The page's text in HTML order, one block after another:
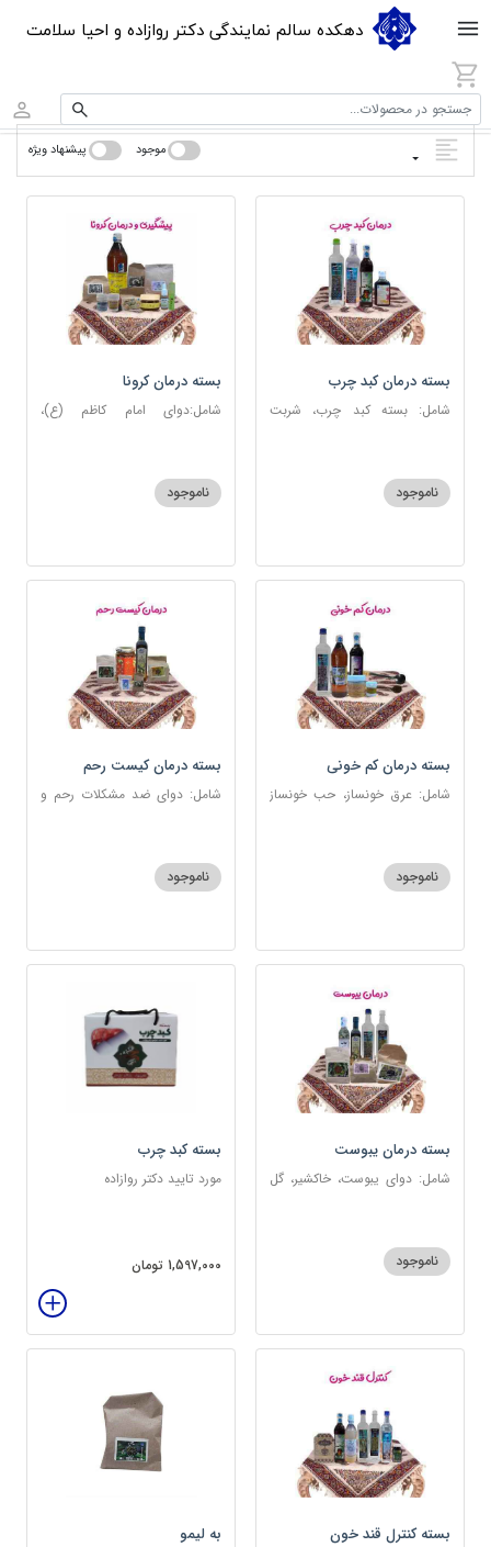
دهکده سالم نمایندگی دکتر روازاده و احیا سلامت
جستجو در محصولات...
موجود پیشنهاد ویژه
بسته درمان کبد چرب
شامل: بسته کبد چرب، شربت
ناموجود
بسته درمان کرونا
شامل:دوای امام کاظم (ع)،
شربت حیات، کندر
ناموجود
بسته درمان کم خونی
شامل: عرق خونساز، حب خونساز
ناموجود
بسته درمان کیست رحم
شامل: دوای ضد مشکلات رحم و
زیتون
ناموجود
بسته درمان یبوست
شامل: دوای یبوست، خاکشیر، گل
ناموجود
بسته کبد چرب
مورد تایید دکتر روازاده
1,597,000 تومان
بسته کنترل قند خون به لیمو